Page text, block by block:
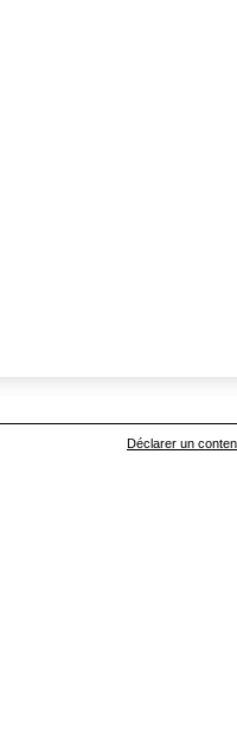
Déclarer un